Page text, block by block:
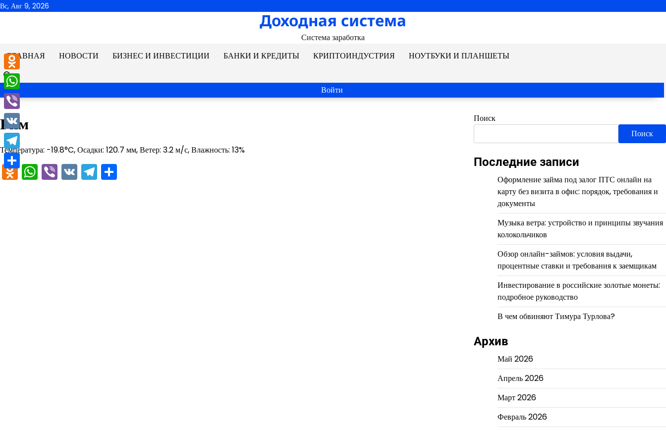
Перейти
Вс, Авг 9, 2026
Доходная система
Система заработка
ГЛАВНАЯ
НОВОСТИ БИЗНЕС И ИНВЕСТИЦИИ БАНКИ И КРЕДИТЫ КРИПТОИНДУСТРИЯ НОУТБУКИ И ПЛАНШЕТЫ
Войти
Рим
Температура: -19.8°C, Осадки: 120.7 мм, Ветер: 3.2 м/с, Влажность: 13%
Odnoklassniki
WhatsApp
Viber
VKTelegram
Поиск
Поиск
Последние записи
Оформление займа под залог ПТС онлайн на
карту без визита в офис: порядок, требования и
документы
Музыка ветра: устройство и принципы звучания
колокольчиков
Обзор онлайн-займов: условия выдачи,
процентные ставки и требования к заемщикам
Инвестирование в российские золотые монеты:
подробное руководство
В чем обвиняют Тимура Турлова?
Архив
Май 2026
Апрель 2026
Март 2026
Февраль 2026
Odnoklassniki
WhatsApp
Viber
VK
Telegram
Отправить